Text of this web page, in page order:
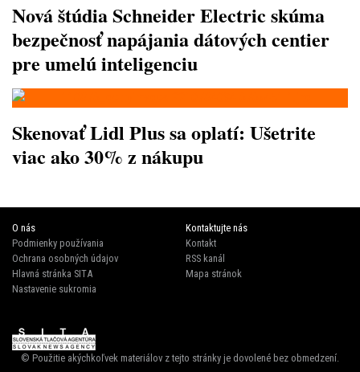
Nová štúdia Schneider Electric skúma
bezpečnosť napájania dátových centier
pre umelú inteligenciu
Skenovať Lidl Plus sa oplatí: Ušetrite
viac ako 30% z nákupu
O nás
Podmienky používania
Ochrana osobných údajov
Hlavná stránka SITA
Nastavenie sukromia
Kontaktujte nás
Kontakt
RSS kanál
Mapa stránok
© Použitie akýchkoľvek materiálov z tejto stránky je dovolené bez obmedzení.